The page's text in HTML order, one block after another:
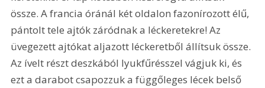
össze. A francia óránál két oldalon fazonírozott élű,
pántolt tele ajtók záródnak a léckeretekre! Az
üvegezett ajtókat aljazott léckeretből állítsuk össze.
Az ívelt részt deszkából lyukfűrésszel vágjuk ki, és
ezt a darabot csapozzuk a függőleges lécek belső